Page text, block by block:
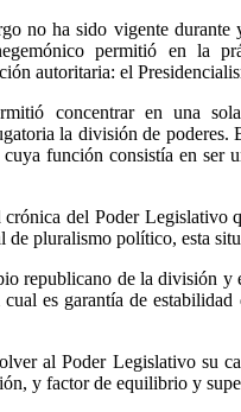
no ha sido vigente durante
permitió en la
autoritaria: el
concentrar en una
la división de
función consistía en ser
del Poder Legislativo
de pluralismo político, esta
republicano de la división y
es garantía de
al Poder Legislativo su
y factor de equilibrio y